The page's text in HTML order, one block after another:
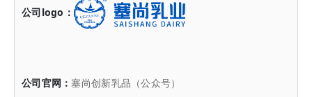
公司logo：
公司官网：塞尚创新乳品（公众号）